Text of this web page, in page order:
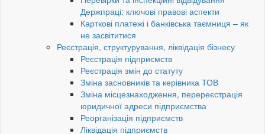
Держпраці: ключові правові аспекти
Карткові платежі і банківська таємниця – як
не засвітитися
Реєстрація, структурування, ліквідація бізнесу
Реєстрація підприємств
Реєстрація змін до статуту
Зміна засновників та керівника ТОВ
Зміна місцезнаходження, перереєстрація
юридичної адреси підприємства
Реорганізація підприємств
Ліквідація підприємств